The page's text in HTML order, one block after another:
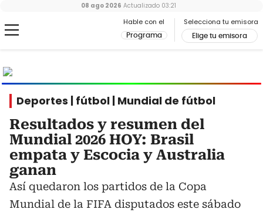
Hable con el
Programa
Selecciona tu emisora
Elige tu emisora
08 ago 2026 Actualizado 03:21
Deportes | fútbol | Mundial de fútbol
Resultados y resumen del
Mundial 2026 HOY: Brasil
empata y Escocia y Australia
ganan
Así quedaron los partidos de la Copa
Mundial de la FIFA disputados este sábado